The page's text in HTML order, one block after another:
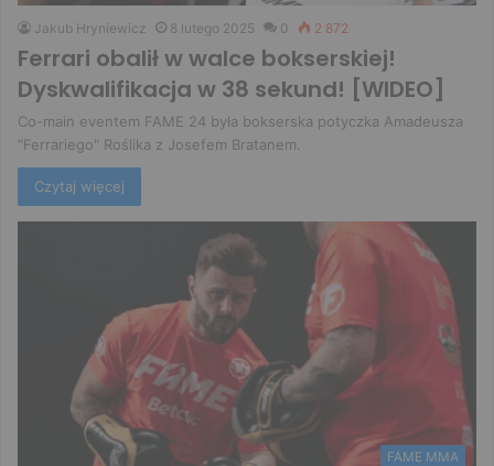
Jakub Hryniewicz 8 lutego 2025 0 2 872
Ferrari obalił w walce bokserskiej!
Dyskwalifikacja w 38 sekund! [WIDEO]
Co-main eventem FAME 24 była bokserska potyczka Amadeusza
"Ferrariego" Roślika z Josefem Bratanem.
Czytaj więcej
FAME MMA